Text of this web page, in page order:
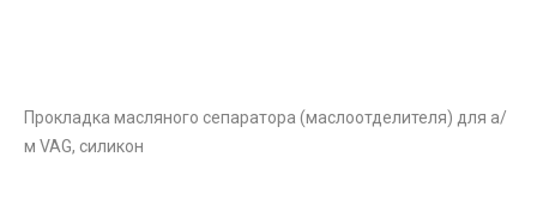
Прокладка масляного сепаратора (маслоотделителя) для а/
м VAG, силикон